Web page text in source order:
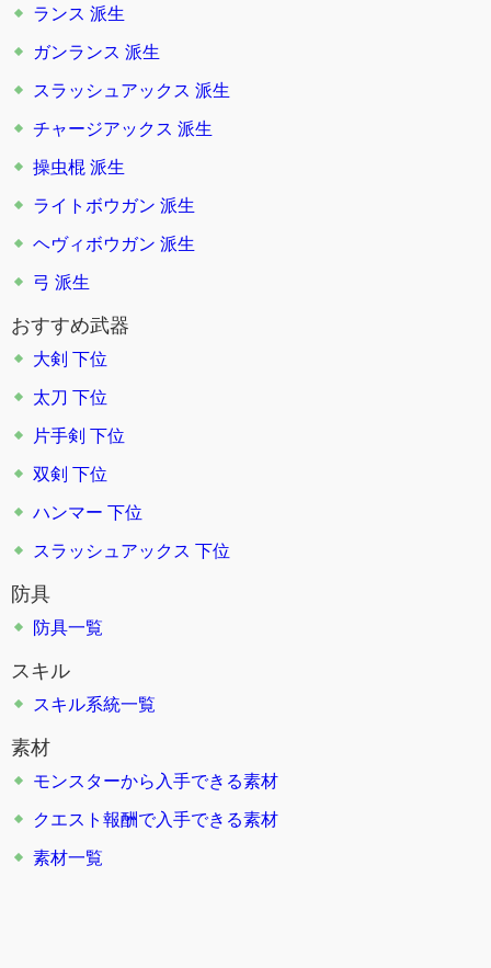
ランス 派生
ガンランス 派生
スラッシュアックス 派生
チャージアックス 派生
操虫棍 派生
ライトボウガン 派生
ヘヴィボウガン 派生
弓 派生
おすすめ武器
大剣 下位
太刀 下位
片手剣 下位
双剣 下位
ハンマー 下位
スラッシュアックス 下位
防具
防具一覧
スキル
スキル系統一覧
素材
モンスターから入手できる素材
クエスト報酬で入手できる素材
素材一覧